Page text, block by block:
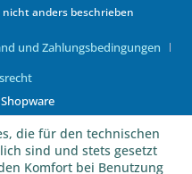
anders beschrieben
und Zahlungsbedingungen
die für den technischen
sind und stets gesetzt
Komfort bei Benutzung